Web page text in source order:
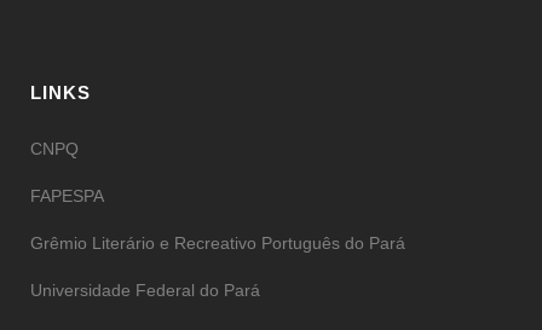
LINKS
CNPQ
FAPESPA
Grêmio Literário e Recreativo Português do Pará
Universidade Federal do Pará